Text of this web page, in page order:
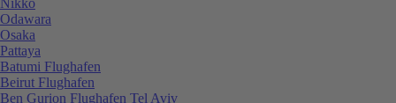
Odawara
Osaka
Pattaya
Batumi Flughafen
Beirut Flughafen
Ben Gurion Flughafen Tel Aviv